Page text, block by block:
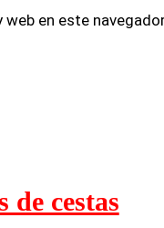
en este
de cestas